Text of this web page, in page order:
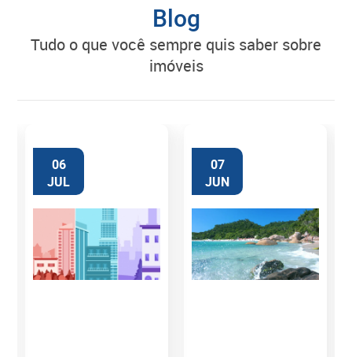
Blog
tudo o que você sempre quis saber sobre
imóveis
06
JUL
07
JUN